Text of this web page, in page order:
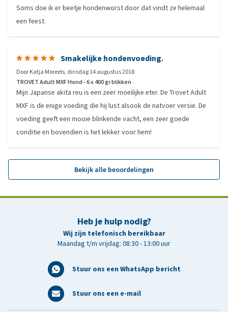
Soms doe ik er beetje hondenworst door dat vindt ze helemaal
een feest.
Smakelijke hondenvoeding.
DoorKatja Moreels, dinsdag 14 augustus 2018
TROVET Adult MXF Hond - 6 x 400 gr blikken
Mijn Japanse akita reu is een zeer moeilijke eter. De Trovet Adult
MXF is de enige voeding die hij lust alsook de natvoer versie. De
voeding geeft een mooie blinkende vacht, een zeer goede
conditie en bovendien is het lekker voor hem!
Bekijk alle beoordelingen
Heb je hulp nodig?
Wij zijn telefonisch bereikbaar
Maandag t/m vrijdag: 08:30 - 13:00 uur
Stuur ons een WhatsApp bericht
Stuur ons een e-mail